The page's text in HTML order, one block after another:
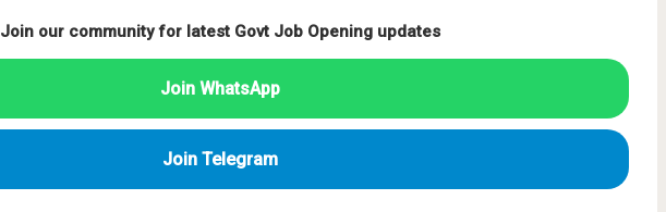
Join our community for latest Govt Job Opening updates
Join WhatsApp
Join Telegram